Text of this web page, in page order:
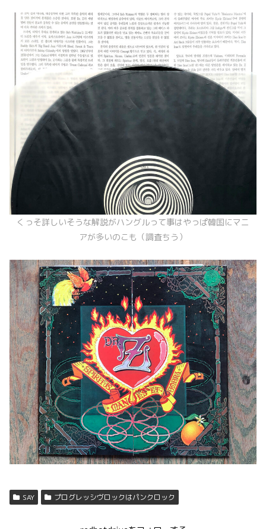
くっそ詳しいそうな解説がハングルって事はやっぱ韓国にマニ
アが多いのこも（調査ちう）
SAY プログレッシヴロックはパンクロック